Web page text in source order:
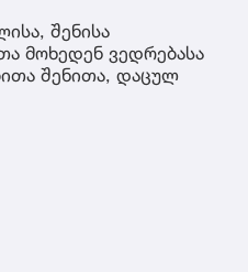
შენისა
მოხედენ ვედრებასა
შენითა, დაცულ